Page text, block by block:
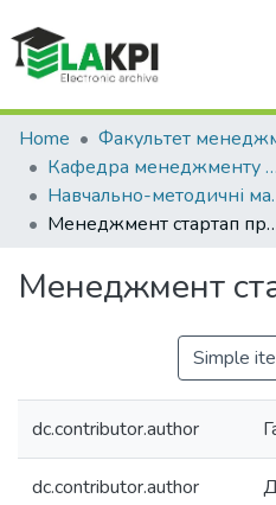
Communities & Collections
All of DSpace
Statistics
Home
Кафедра менеджменту підприємств (КМП)
Менеджмент
Менеджмент
Simple
dc.contributor.author
dc.contributor.author